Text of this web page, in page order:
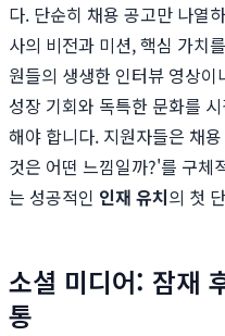
다. 단순히 채용 공고만 나열
사의 비전과 미션, 핵심 가치
원들의 생생한 인터뷰 영상
성장 기회와 독특한 문화를
해야 합니다. 지원자들은 채
것은 어떤 느낌일까?'를 구체
는 성공적인 인재 유치의 첫
소셜 미디어: 잠재
통